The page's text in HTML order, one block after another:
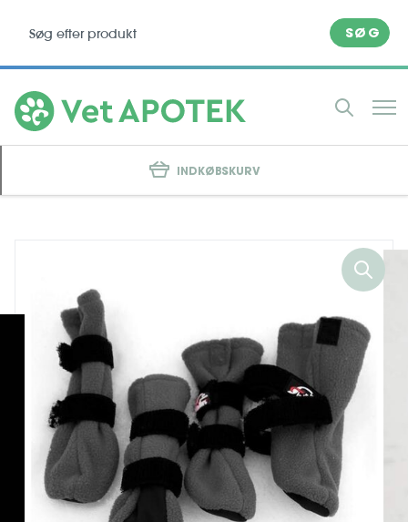
SØG
INDKØBSKURV